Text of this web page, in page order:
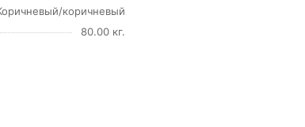
коричневый
80.00 кг.